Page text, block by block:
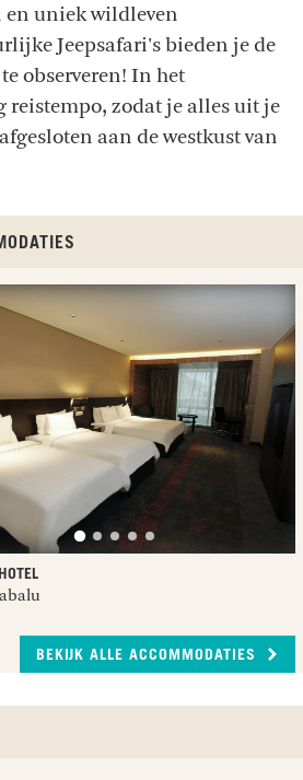
uniek wildleven
Jeepsafari's bieden je de
observeren! In het
zodat je alles uit je
aan de westkust van
NEVELPANTER
Reserve
BEKIJK ALLE ACCOMMODATIES